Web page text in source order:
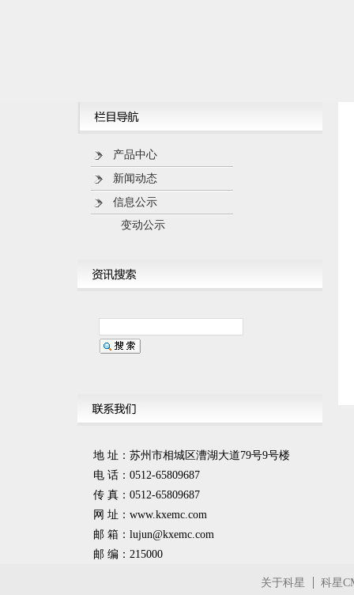
产品中心
新闻动态
信息公示
变动公示
地 址：苏州市相城区漕湖大道79号9号楼
电 话：0512-65809687
传 真：0512-65809687
网 址：www.kxemc.com
邮 箱： lujun@kxemc.com
邮 编：215000
关于科星 科星